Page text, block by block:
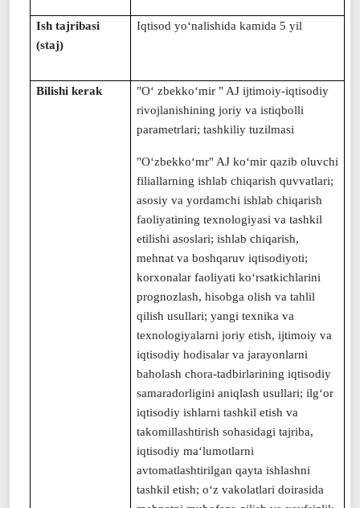
Ish tajribasi
(staj)
Iqtisod yo‘nalishida kamida 5 yil
Bilishi kerak "O‘ zbekko‘mir " AJ ijtimoiy-iqtisodiy
rivojlanishining joriy va istiqbolli
parametrlari; tashkiliy tuzilmasi
"O‘zbekko‘mr" AJ ko‘mir qazib oluvchi
filiallarning ishlab chiqarish quvvatlari;
asosiy va yordamchi ishlab chiqarish
faoliyatining texnologiyasi va tashkil
etilishi asoslari; ishlab chiqarish,
mehnat va boshqaruv iqtisodiyoti;
korxonalar faoliyati ko‘rsatkichlarini
prognozlash, hisobga olish va tahlil
qilish usullari; yangi texnika va
texnologiyalarni joriy etish, ijtimoiy va
iqtisodiy hodisalar va jarayonlarni
baholash chora-tadbirlarining iqtisodiy
samaradorligini aniqlash usullari; ilg‘or
iqtisodiy ishlarni tashkil etish va
takomillashtirish sohasidagi tajriba,
iqtisodiy ma‘lumotlarni
avtomatlashtirilgan qayta ishlashni
tashkil etish; o‘z vakolatlari doirasida